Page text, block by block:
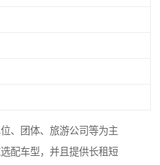
、团体、旅游公司等为主
配车型，并且提供长租短